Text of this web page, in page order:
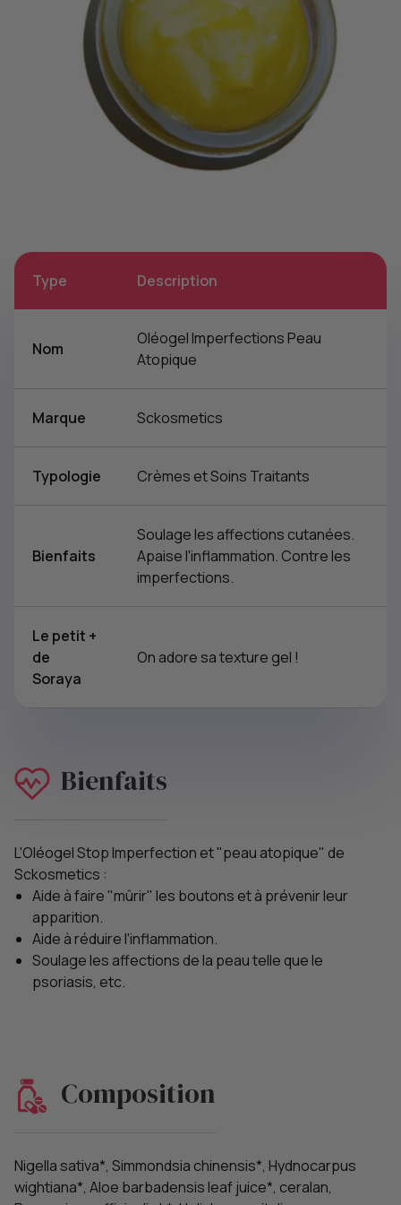
Type Description
Nom
Oléogel Imperfections Peau
Atopique
Marque Sckosmetics
Typologie Crèmes et Soins Traitants
Bienfaits
Soulage les affections cutanées.
Apaise l'inflammation. Contre les
imperfections.
Le petit +
de
Soraya
On adore sa texture gel !
Bienfaits
L'Oléogel Stop Imperfection et "peau atopique" de
Sckosmetics :
Aide à faire "mûrir" les boutons et à prévenir leur
apparition.
Aide à réduire l'inflammation.
Soulage les affections de la peau telle que le
psoriasis, etc.
Composition
Nigella sativa*, Simmondsia chinensis*, Hydnocarpus
wightiana*, Aloe barbadensis leaf juice*, ceralan,